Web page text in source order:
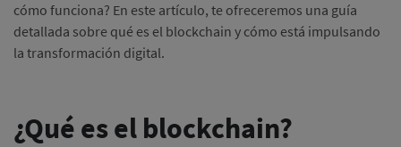
cómo funciona? En este artículo, te ofreceremos una guía
detallada sobre qué es el blockchain y cómo está impulsando
la transformación digital.
¿Qué es el blockchain?